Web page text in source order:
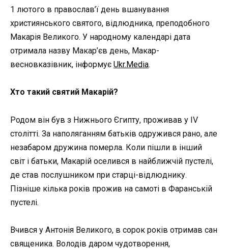
1 лютого в православ’ї день вшанування
християнського святого, відлюдника, преподобного
Макарія Великого. У народному календарі дата
отримала назву Макар’єв день, Макар-
весновказівник, інформує Ukr.Media.
Хто такий святий Макарій?
Родом він був з Нижнього Єгипту, проживав у IV
столітті. За наполяганням батьків одружився рано, але
незабаром дружина померла. Коли пішли в інший
світ і батьки, Макарій оселився в найближчій пустелі,
де став послушником при старці-відлюднику.
Пізніше кілька років прожив на самоті в Фаранській
пустелі.
Вчився у Антонія Великого, в сорок років отримав сан
священика. Володів даром чудотворення,